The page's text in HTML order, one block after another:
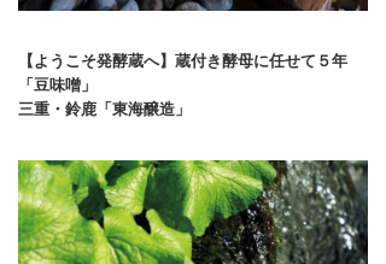
【ようこそ発酵蔵へ】蔵付き酵母に任せて５年
「豆味噌」
三重・鈴鹿「東海醸造」